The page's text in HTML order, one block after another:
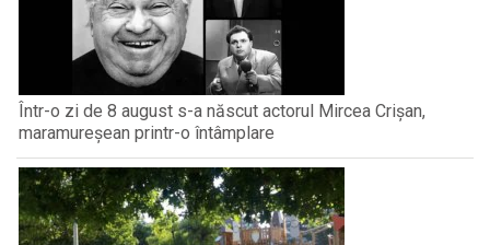
Într-o zi de 8 august s-a născut actorul Mircea Crișan,
maramureșean printr-o întâmplare